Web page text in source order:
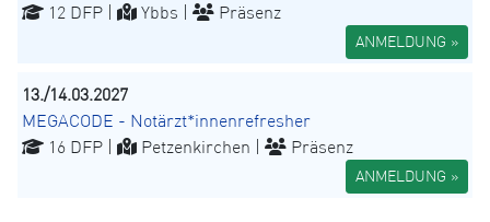
12 DFP |
Ybbs | Präsenz
ANMELDUNG »
13./14.03.2027
MEGACODE - Notärzt*innenrefresher
16 DFP |
Petzenkirchen | Präsenz
ANMELDUNG »